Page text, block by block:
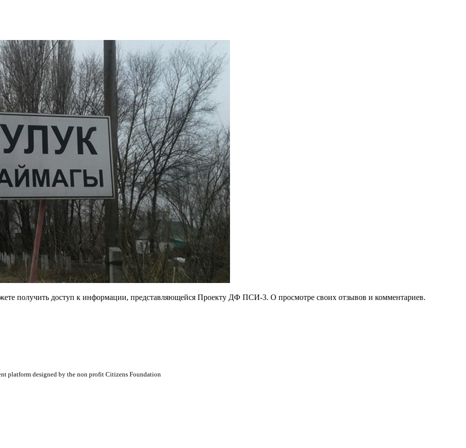
получить доступ к информации, представляющейся Проекту ДФ ПСИ-3. О просмотре своих отзывов и комментариев.
platform designed by the non profit Citizens Foundation